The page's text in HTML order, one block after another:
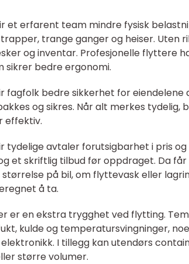
et erfarent team mindre fysisk
trange ganger og heiser. Uten
og inventar. Profesjonelle flyttere
bedre ergonomi.
fagfolk bedre sikkerhet for eiendelene
og sikres. Når alt merkes tydelig,
effektiv.
tydelige avtaler forutsigbarhet i pris
et skriftlig tilbud før oppdraget. Da får
på bil, om flyttevask eller
å ta.
er en ekstra trygghet ved flytting.
kulde og temperatursvingninger,
I tillegg kan utendørs
større volumer.